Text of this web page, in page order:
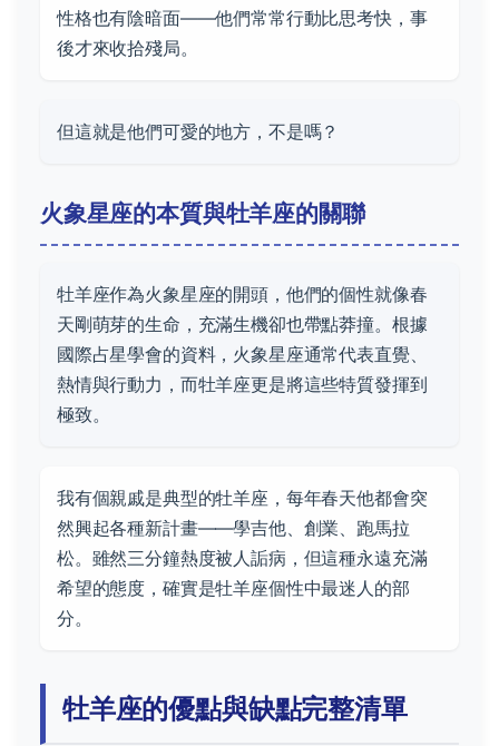
性格也有陰暗面——他們常常行動比思考快，事
後才來收拾殘局。
但這就是他們可愛的地方，不是嗎？
火象星座的本質與牡羊座的關聯
牡羊座作為火象星座的開頭，他們的個性就像春
天剛萌芽的生命，充滿生機卻也帶點莽撞。根據
國際占星學會的資料，火象星座通常代表直覺、
熱情與行動力，而牡羊座更是將這些特質發揮到
極致。
我有個親戚是典型的牡羊座，每年春天他都會突
然興起各種新計畫——學吉他、創業、跑馬拉
松。雖然三分鐘熱度被人詬病，但這種永遠充滿
希望的態度，確實是牡羊座個性中最迷人的部
分。
牡羊座的優點與缺點完整清單